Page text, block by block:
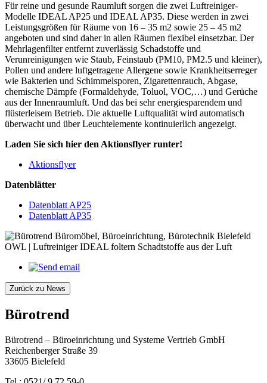
Für reine und gesunde Raumluft sorgen die zwei Luftreiniger-
Modelle IDEAL AP25 und IDEAL AP35. Diese werden in zwei
Leistungsgrößen für Räume von 16 – 35 m2 sowie 25 – 45 m2
angeboten und sind daher in allen Räumen flexibel einsetzbar. Der
Mehrlagenfilter entfernt zuverlässig Schadstoffe und
Verunreinigungen wie Staub, Feinstaub (PM10, PM2.5 und kleiner),
Pollen und andere luftgetragene Allergene sowie Krankheitserreger
wie Bakterien und Schimmelsporen, Zigarettenrauch, Abgase,
chemische Dämpfe (Formaldehyde, Toluol, VOC,…) und Gerüche
aus der Innenraumluft. Und das bei sehr energiesparendem und
flüsterleisem Betrieb. Die aktuelle Luftqualität wird automatisch
überwacht und über Leuchtelemente kontinuierlich angezeigt.
Laden Sie sich hier den Aktionsflyer runter!
Aktionsflyer
Datenblätter
Datenblatt AP25
Datenblatt AP35
Zurück zu News
Bürotrend
Bürotrend – Büroeinrichtung und Systeme Vertrieb GmbH
Reichenberger Straße 39
33605 Bielefeld